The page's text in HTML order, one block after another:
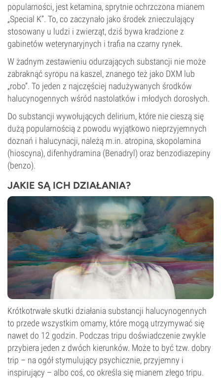
popularności, jest ketamina, sprytnie ochrzczona mianem
„Special K”. To, co zaczynało jako środek znieczulający
stosowany u ludzi i zwierząt, dziś bywa kradzione z
gabinetów weterynaryjnych i trafia na czarny rynek.
W żadnym zestawieniu odurzających substancji nie może
zabraknąć syropu na kaszel, znanego też jako DXM lub
„robo”. To jeden z najczęściej nadużywanych środków
halucynogennych wśród nastolatków i młodych dorosłych.
Do substancji wywołujących delirium, które nie cieszą się
dużą popularnością z powodu wyjątkowo nieprzyjemnych
doznań i halucynacji, należą m.in. atropina, skopolamina
(hioscyna), difenhydramina (Benadryl) oraz benzodiazepiny
(benzo).
JAKIE SĄ ICH DZIAŁANIA?
Krótkotrwałe skutki działania substancji halucynogennych
to przede wszystkim omamy, które mogą utrzymywać się
nawet do 12 godzin. Podczas tripu doświadczenie zwykle
przybiera jeden z dwóch kierunków. Może to być tzw. dobry
trip – na ogół stymulujący psychicznie, przyjemny i
inspirujący – albo coś, co określa się mianem złego tripu.